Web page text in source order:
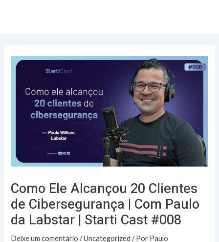
o
Como Ele Alcançou 20 Clientes
de Cibersegurança | Com Paulo
da Labstar | Starti Cast #008
Deixe um comentário /Uncategorized / Por Paulo